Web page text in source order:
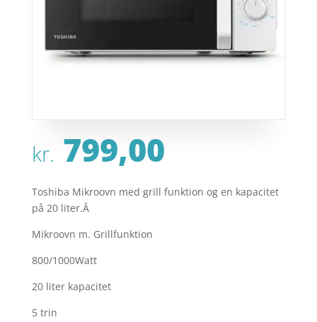
kr. 799,00
Toshiba Mikroovn med grill funktion og en kapacitet
på 20 liter.Â
Mikroovn m. Grillfunktion
800/1000Watt
20 liter kapacitet
5 trin